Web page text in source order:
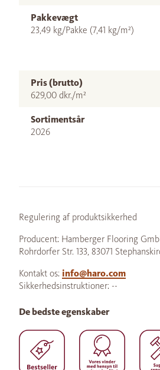
Pakkevægt
23,49 kg/Pakke (7,41 kg/m²)
Pris (brutto)
629,00 dkr./m²
Sortimentsår
2026
Regulering af produktsikkerhed
Producent: Hamberger Flooring
Rohrdorfer Str. 133, 83071
Kontakt os: info@haro.com
Sikkerhedsinstruktioner: --
De bedste egenskaber